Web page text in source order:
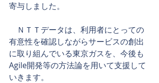
寄与しました。
ＮＴＴデータは、利用者にとっての
有意性を確認しながらサービスの創出
に取り組んでいる東京ガスを、今後も
Agile開発等の方法論を用いて支援して
いきます。